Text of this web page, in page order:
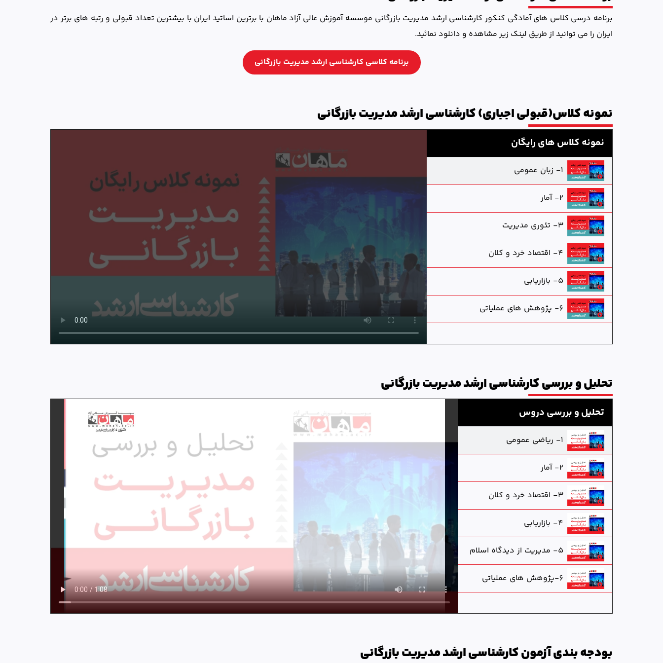
برنامه درسی کلاس های آمادگی کنکور کارشناسی ارشد مدیریت بازرگانی موسسه آموزش عالی آزاد ماهان با برترین اساتید ایران با بیشترین تعداد قبولی و رتبه های برتر در
ایران را می توانید از طریق لینک زیر مشاهده و دانلود نمائید.
برنامه کلاسی کارشناسی ارشد مدیریت بازرگانی
نمونه کلاس(قبولی اجباری) کارشناسی ارشد مدیریت بازرگانی
نمونه کلاس های رایگان
1- زبان عمومی
2- آمار
3- تئوری مدیریت
4- اقتصاد خرد و کلان
5- بازاریابی
6- پژوهش های عملیاتی
تحلیل و بررسی کارشناسی ارشد مدیریت بازرگانی
تحلیل و بررسی دروس
1- ریاضی عمومی
2- آمار
3- اقتصاد خرد و کلان
4- بازاریابی
5- مدیریت از دیدگاه اسلام
6-پژوهش های عملیاتی
بودجه بندی آزمون کارشناسی ارشد مدیریت بازرگانی